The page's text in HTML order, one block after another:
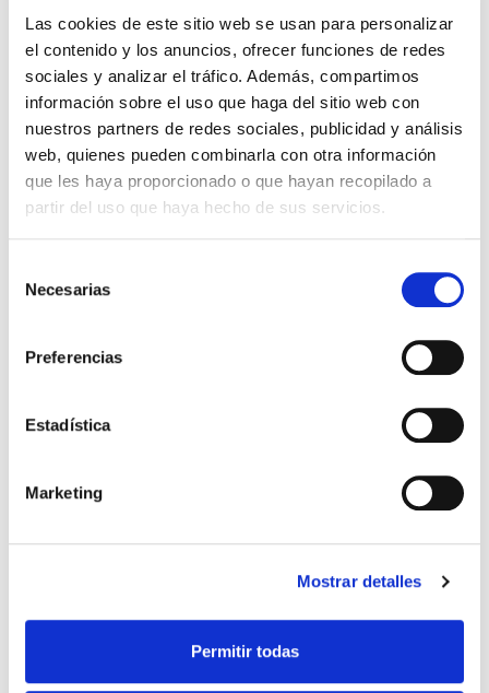
Las cookies de este sitio web se usan para personalizar
el contenido y los anuncios, ofrecer funciones de redes
sociales y analizar el tráfico. Además, compartimos
información sobre el uso que haga del sitio web con
nuestros partners de redes sociales, publicidad y análisis
web, quienes pueden combinarla con otra información
que les haya proporcionado o que hayan recopilado a
partir del uso que haya hecho de sus servicios.
Necesarias
Preferencias
Estadística
Marketing
Mostrar detalles
Permitir todas
SENSODYNE
PASTA DENTAL REPAIR & PROTECT
MENTA FRESCA (2 UNIDADES X 75ML)
10,40€
AVÍSAME SI HAY STOCK
PRECIO ESPECIAL
SENSIBILIDAD Y ENCIAS FRESH MINT